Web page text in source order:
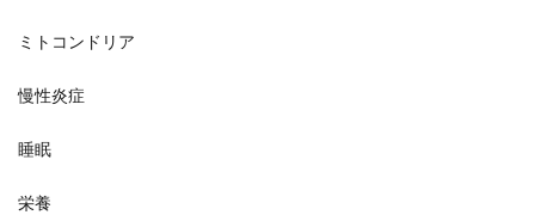
ミトコンドリア
慢性炎症
睡眠
栄養